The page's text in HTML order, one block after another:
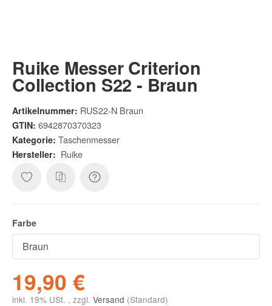
Ruike Messer Criterion
Collection S22 - Braun
Artikelnummer: RUS22-N Braun
GTIN: 6942870370323
Kategorie: Taschenmesser
Hersteller: Ruike
Farbe
19,90 €
inkl. 19% USt. , zzgl. Versand (Standard)